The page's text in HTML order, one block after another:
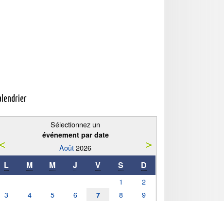
Sélectionnez un
événement par date
Août2026
L M M J V S D
1
2
3
4 5 6 7 8
9